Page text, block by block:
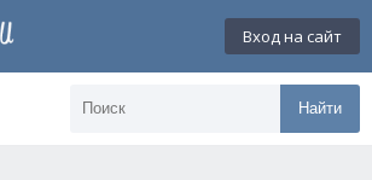
Вход на сайт
Найти